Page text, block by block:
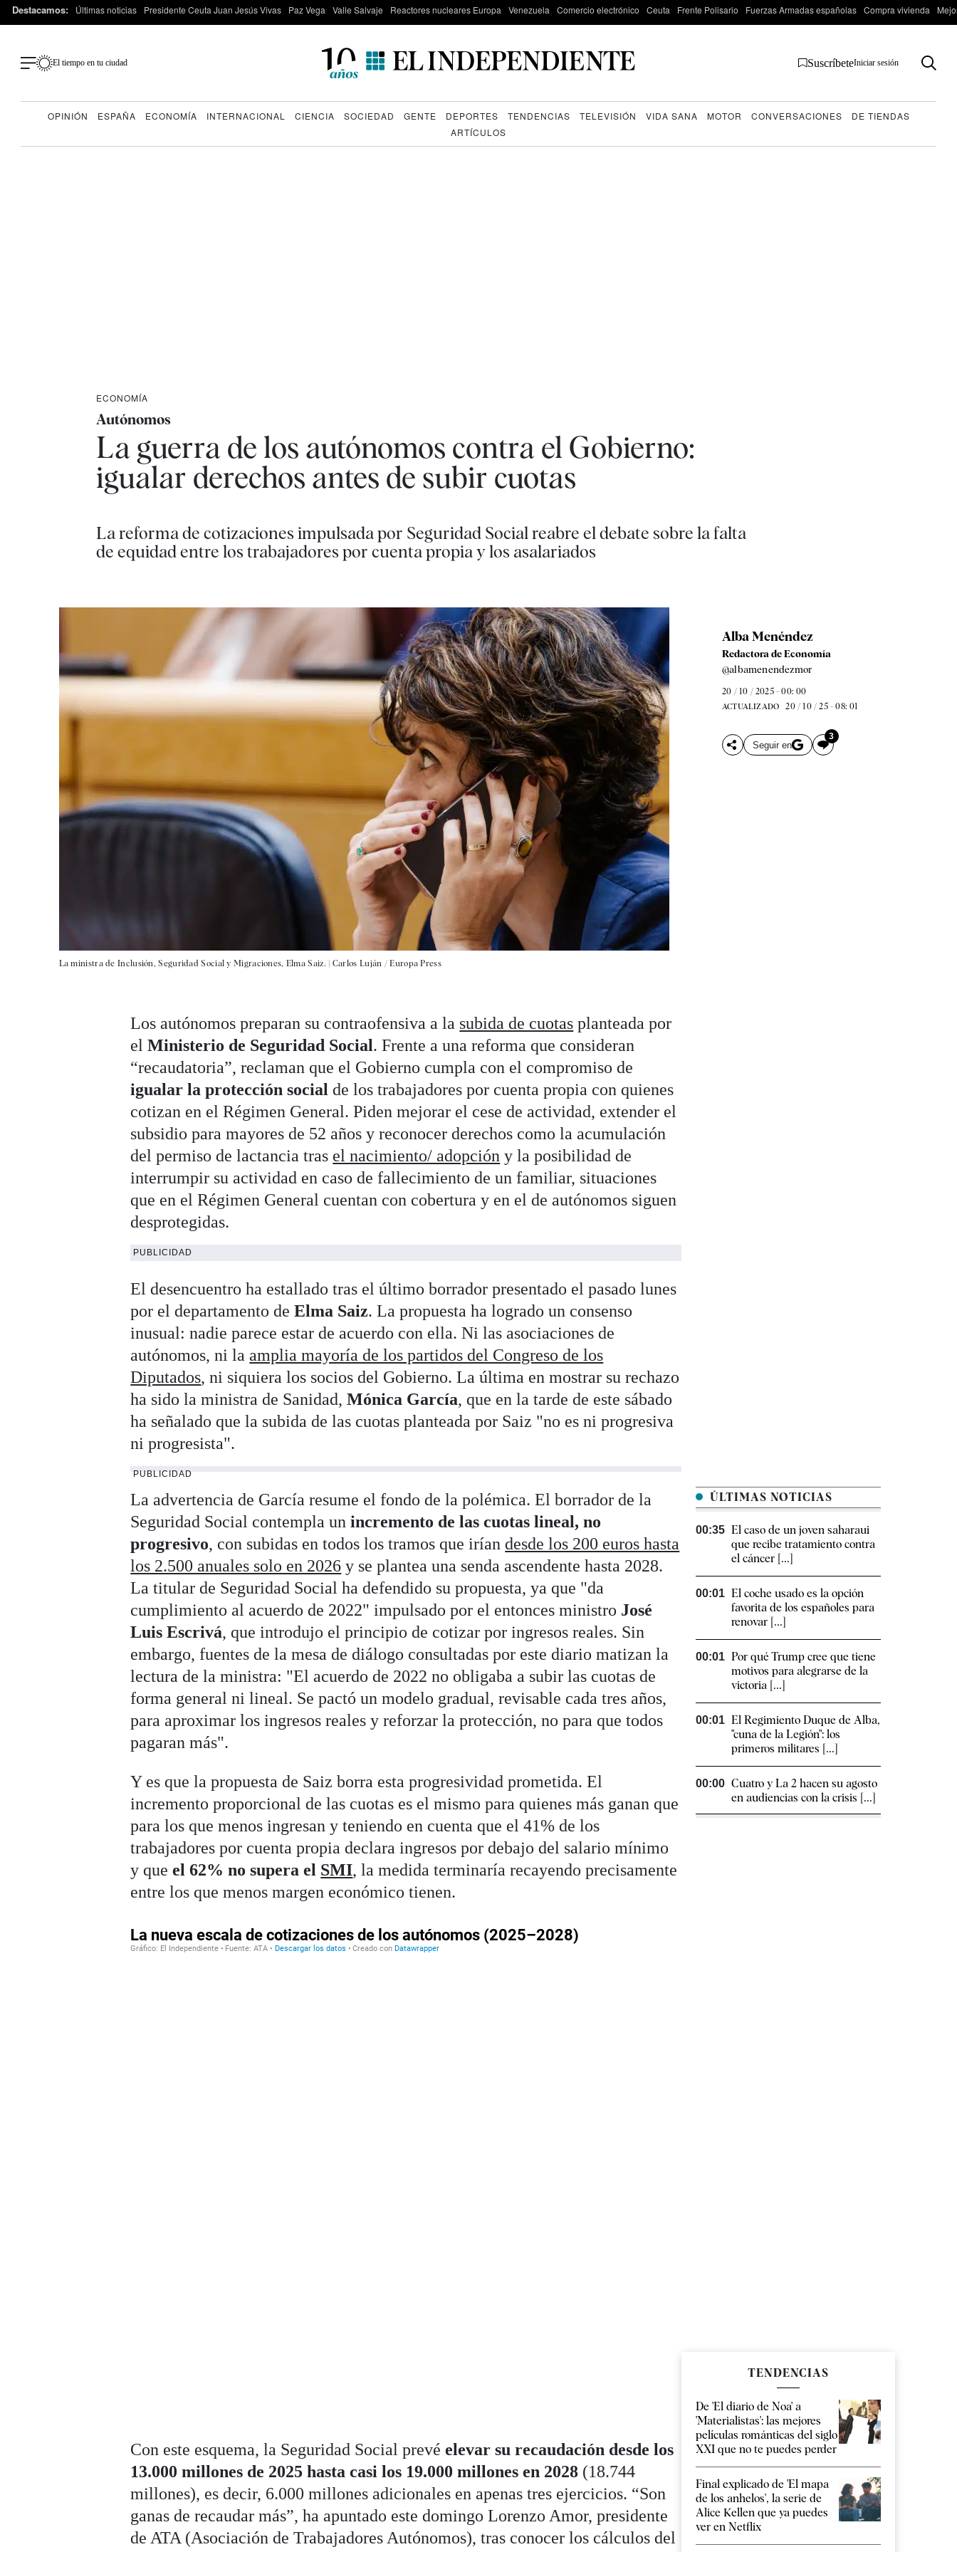
Destacamos: Últimas noticias Presidente Ceuta Juan Jesús Vivas Paz Vega Valle Salvaje Reactores nucleares Europa Venezuela Comercio electrónico Ceuta Frente Polisario Fuerzas Armadas españolas Compra vivienda
El tiempo en tu ciudad SuscríbeteIniciar sesión
OPINIÓN ESPAÑA ECONOMÍA INTERNACIONAL CIENCIA SOCIEDAD GENTE DEPORTES TENDENCIAS TELEVISIÓN VIDA SANA MOTOR CONVERSACIONES
DE TIENDAS
ARTÍCULOS
ECONOMÍA
Autónomos
La guerra de los autónomos contra el Gobierno:
igualar derechos antes de subir cuotas
La reforma de cotizaciones impulsada por Seguridad Social reabre el debate sobre la falta
de equidad entre los trabajadores por cuenta propia y los asalariados
La ministra de Inclusión, Seguridad Social y Migraciones, Elma Saiz. | Carlos Luján / Europa Press
Alba Menéndez
Redactora de Economía
@albamenendezmor
20 / 10 / 2025 - 00: 00
ACTUALIZADO 20 / 10 / 25 - 08: 01
Seguir en
3
Los autónomos preparan su contraofensiva a la subida de cuotas planteada por
elMinisterio de Seguridad Social . Frente a una reforma que consideran
“recaudatoria”, reclaman que el Gobierno cumpla con el compromiso de
igualar la protección social de los trabajadores por cuenta propia con quienes
cotizan en el Régimen General. Piden mejorar el cese de actividad, extender el
subsidio para mayores de 52 años y reconocer derechos como la acumulación
del permiso de lactancia tras el nacimiento/ adopción y la posibilidad de
interrumpir su actividad en caso de fallecimiento de un familiar, situaciones
que en el Régimen General cuentan con cobertura y en el de autónomos siguen
desprotegidas.
PUBLICIDAD
El desencuentro ha estallado tras el último borrador presentado el pasado lunes
por el departamento deElma Saiz. La propuesta ha logrado un consenso
inusual: nadie parece estar de acuerdo con ella. Ni las asociaciones de
autónomos, ni la amplia mayoría de los partidos del Congreso de los
Diputados, ni siquiera los socios del Gobierno. La última en mostrar su rechazo
ha sido la ministra de Sanidad,Mónica García, que en la tarde de este sábado
ha señalado que la subida de las cuotas planteada por Saiz "no es ni progresiva
ni progresista".
PUBLICIDAD
La advertencia de García resume el fondo de la polémica. El borrador de la
Seguridad Social contempla unincremento de las cuotas lineal, no
progresivo, con subidas en todos los tramos que iríandesde los 200 euros hasta
los 2.500 anuales solo en 2026 y se plantea una senda ascendente hasta 2028.
La titular de Seguridad Social ha defendido su propuesta, ya que "da
cumplimiento al acuerdo de 2022" impulsado por el entonces ministro José
Luis Escrivá, que introdujo el principio de cotizar por ingresos reales. Sin
embargo, fuentes de la mesa de diálogo consultadas por este diario matizan la
lectura de la ministra: "El acuerdo de 2022 no obligaba a subir las cuotas de
forma general ni lineal. Se pactó un modelo gradual, revisable cada tres años,
para aproximar los ingresos reales y reforzar la protección, no para que todos
pagaran más".
Y es que la propuesta de Saiz borra esta progresividad prometida. El
incremento proporcional de las cuotas es el mismo para quienes más ganan que
para los que menos ingresan y teniendo en cuenta que el 41% de los
trabajadores por cuenta propia declara ingresos por debajo del salario mínimo
y queel 62% no supera el SMI, la medida terminaría recayendo precisamente
entre los que menos margen económico tienen.
Con este esquema, la Seguridad Social prevéelevar su recaudación desde los
13.000 millones de 2025 hasta casi los 19.000 millones en 2028 (18.744
millones), es decir, 6.000 millones adicionales en apenas tres ejercicios. “Son
ganas de recaudar más”, ha apuntado este domingo Lorenzo Amor, presidente
de ATA (Asociación de Trabajadores Autónomos), tras conocer los cálculos del
ÚLTIMAS NOTICIAS
00:35 El caso de un joven saharaui
que recibe tratamiento contra
el cáncer [...]
00:01 El coche usado es la opción
favorita de los españoles para
renovar [...]
00:01 Por qué Trump cree que tiene
motivos para alegrarse de la
victoria [...]
00:01 El Regimiento Duque de Alba,
"cuna de la Legión": los
primeros militares [...]
00:00 Cuatro y La 2 hacen su agosto
en audiencias con la crisis [...]
TENDENCIAS
De 'El diario de Noa' a
'Materialistas': las mejores
películas románticas del siglo
XXI que no te puedes perder
Final explicado de 'El mapa
de los anhelos', la serie de
Alice Kellen que ya puedes
ver en Netflix